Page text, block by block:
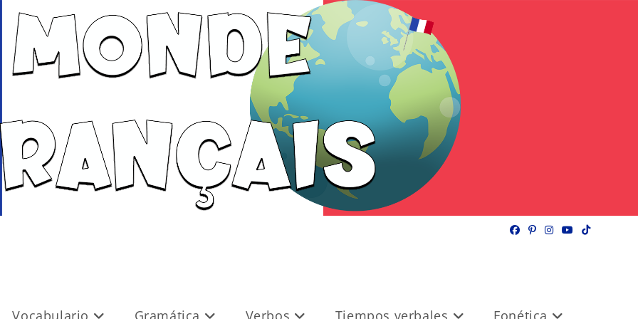
Vocabulario Gramática Verbos Tiempos verbales Fonética